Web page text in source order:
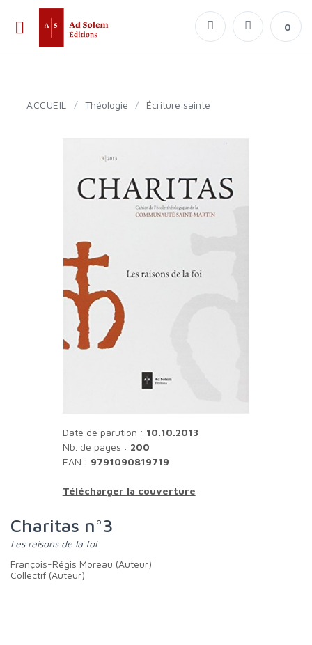
0
ACCUEIL / Théologie / Écriture sainte
Date de parution : 10.10.2013
Nb. de pages : 200
EAN : 9791090819719
Télécharger la couverture
Charitas n°3
Les raisons de la foi
François-Régis Moreau (Auteur)
Collectif (Auteur)